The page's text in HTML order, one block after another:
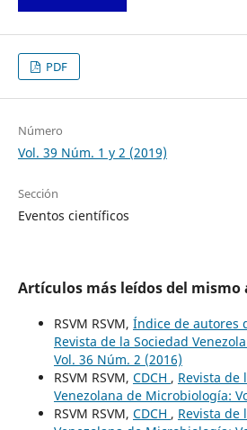
PDF
Número
Vol. 39 Núm. 1 y 2 (2019)
Sección
Eventos científicos
Artículos más leídos del
RSVM RSVM, Índice de autores
Revista de la Sociedad
Vol. 36 Núm. 2 (2016)
RSVM RSVM, CDCH , Revista de
Venezolana de Microbiología:
RSVM RSVM, CDCH , Revista de